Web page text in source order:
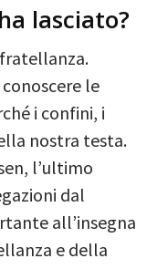
lasciato?
le
i confini, i
nostra testa.
l’ultimo
dal
all’insegna
e della